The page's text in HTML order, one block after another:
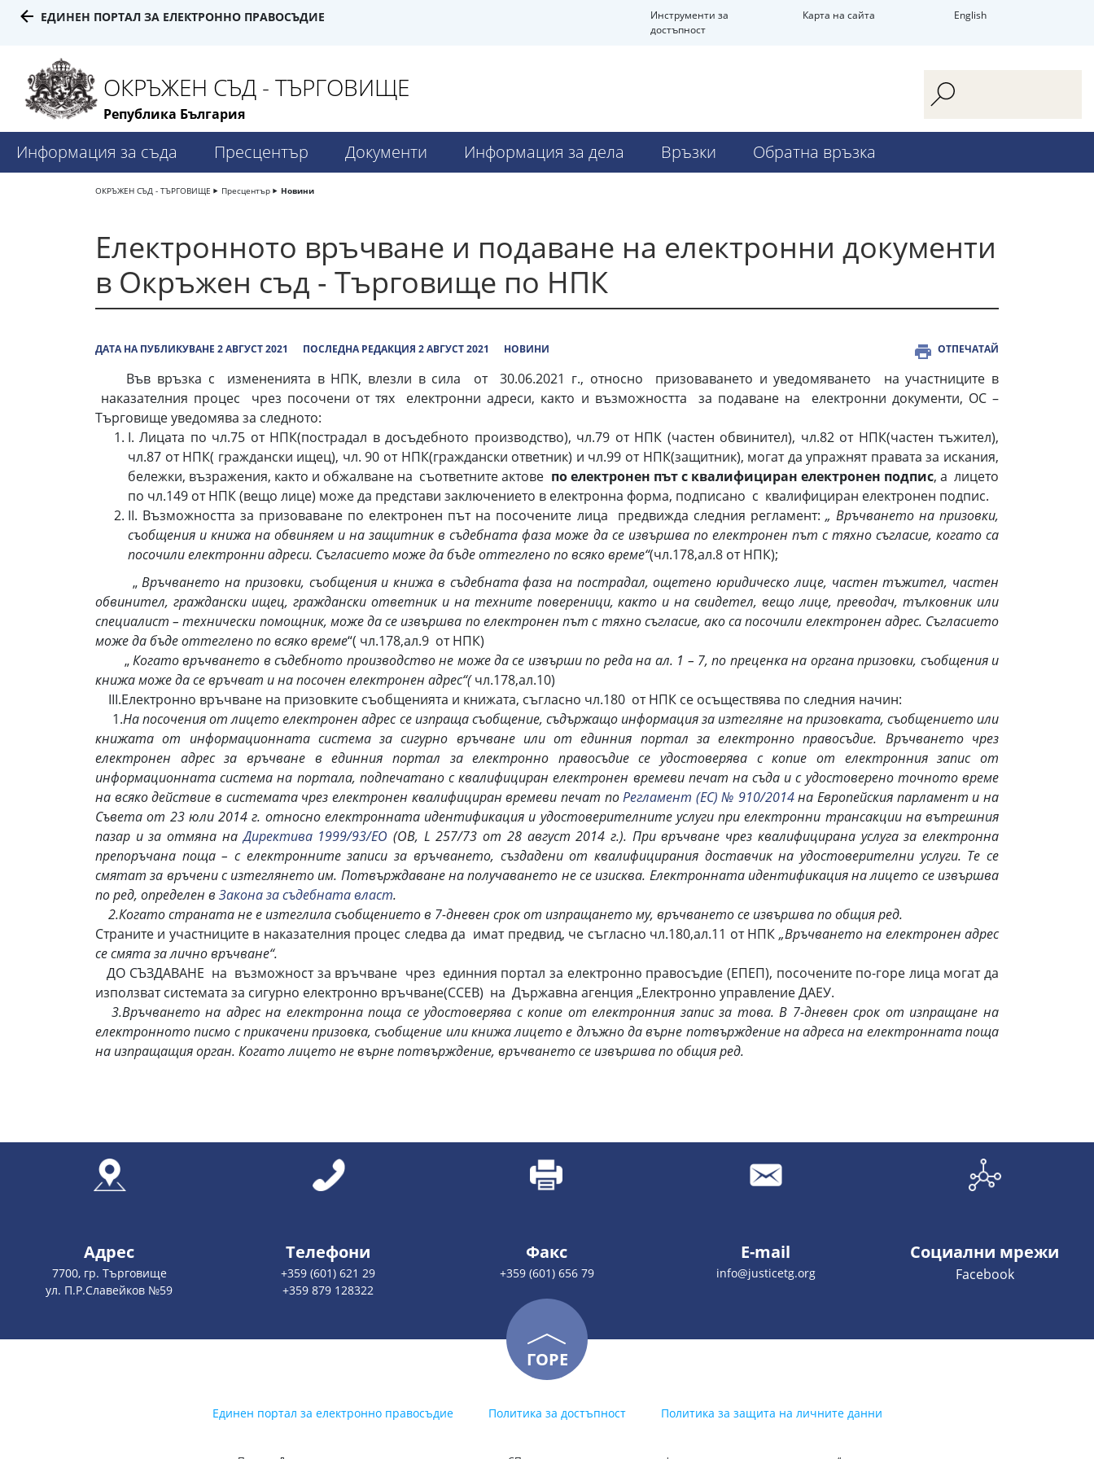
ЕДИНЕН ПОРТАЛ ЗА ЕЛЕКТРОННО ПРАВОСЪДИЕ
Инструменти за
достъпност
Карта на сайта English
ОКРЪЖЕН СЪД - ТЪРГОВИЩЕ
Република България
Информация за съда Пресцентър Документи Информация за дела Връзки Обратна връзка
ОКРЪЖЕН СЪД - ТЪРГОВИЩЕ Пресцентър Новини
Електронното връчване и подаване на електронни документи
в Окръжен съд - Търговище по НПК
ДАТА НА ПУБЛИКУВАНЕ 2 АВГУСТ 2021 ПОСЛЕДНА РЕДАКЦИЯ 2 АВГУСТ 2021 НОВИНИ ОТПЕЧАТАЙ
Във връзка с измененията в НПК, влезли в сила от 30.06.2021 г., относно призоваването и уведомяването на участниците в
наказателния процес чрез посочени от тях електронни адреси, както и възможността за подаване на електронни документи, ОС –
Търговище уведомява за следното:
I. Лицата по чл.75 от НПК(пострадал в досъдебното производство), чл.79 от НПК (частен обвинител), чл.82 от НПК(частен тъжител),
чл.87 от НПК( граждански ищец), чл. 90 от НПК(граждански ответник) и чл.99 от НПК(защитник), могат да упражнят правата за искания,
бележки, възражения, както и обжалване на съответните актове по електронен път с квалифициран електронен подпис, а лицето
по чл.149 от НПК (вещо лице) може да представи заключението в електронна форма, подписано с квалифициран електронен подпис.
II. Възможността за призоваване по електронен път на посочените лица предвижда следния регламент: „ Връчването на призовки,
съобщения и книжа на обвиняем и на защитник в съдебната фаза може да се извършва по електронен път с тяхно съгласие, когато са
посочили електронни адреси. Съгласието може да бъде оттеглено по всяко време“(чл.178,ал.8 от НПК);
„Връчването на призовки, съобщения и книжа в съдебната фаза на пострадал, ощетено юридическо лице, частен тъжител, частен
обвинител, граждански ищец, граждански ответник и на техните повереници, както и на свидетел, вещо лице, преводач, тълковник или
специалист – технически помощник, може да се извършва по електронен път с тяхно съгласие, ако са посочили електронен адрес. Съгласието
може да бъде оттеглено по всяко време“( чл.178,ал.9 от НПК)
„Когато връчването в съдебното производство не може да се извърши по реда на ал. 1 – 7, по преценка на органа призовки, съобщения и
книжа може да се връчват и на посочен електронен адрес“(чл.178,ал.10)
III.Електронно връчване на призовките съобщенията и книжата, съгласно чл.180 от НПК се осъществява по следния начин:
1.На посочения от лицето електронен адрес се изпраща съобщение, съдържащо информация за изтегляне на призовката, съобщението или
книжата от информационната система за сигурно връчване или от единния портал за електронно правосъдие. Връчването чрез
електронен адрес за връчване в единния портал за електронно правосъдие се удостоверява с копие от електронния запис от
информационната система на портала, подпечатано с квалифициран електронен времеви печат на съда и с удостоверено точното време
на всяко действие в системата чрез електронен квалифициран времеви печат поРегламент (ЕС) № 910/2014на Европейския парламент и на
Съвета от 23 юли 2014 г. относно електронната идентификация и удостоверителните услуги при електронни трансакции на вътрешния
пазар и за отмяна наДиректива 1999/93/ЕО (ОВ, L 257/73 от 28 август 2014 г.). При връчване чрез квалифицирана услуга за електронна
препоръчана поща – с електронните записи за връчването, създадени от квалифицирания доставчик на удостоверителни услуги. Те се
смятат за връчени с изтеглянето им. Потвърждаване на получаването не се изисква. Електронната идентификация на лицето се извършва
по ред, определен в Закона за съдебната власт.
2.Когато страната не е изтеглила съобщението в 7-дневен срок от изпращането му, връчването се извършва по общия ред.
Страните и участниците в наказателния процес следва да имат предвид, че съгласно чл.180,ал.11 от НПК„Връчването на електронен адрес
се смята за лично връчване“.
ДО СЪЗДАВАНЕ на възможност за връчване чрез единния портал за електронно правосъдие (ЕПЕП), посочените по-горе лица могат да
използват системата за сигурно електронно връчване(ССЕВ) на Държавна агенция „Електронно управление ДАЕУ.
3.Връчването на адрес на електронна поща се удостоверява с копие от електронния запис за това. В 7-дневен срок от изпращане на
електронното писмо с прикачени призовка, съобщение или книжа лицето е длъжно да върне потвърждение на адреса на електронната поща
на изпращащия орган. Когато лицето не върне потвърждение, връчването се извършва по общия ред.
Адрес
7700, гр. Търговище
ул. П.Р.Славейков №59
Телефони
+359 (601) 621 29
+359 879 128322
Факс
+359 (601) 656 79
E-mail
info@justicetg.org
Социални мрежи
Facebook
ГОРЕ
Единен портал за електронно правосъдие Политика за достъпност Политика за защита на личните данни